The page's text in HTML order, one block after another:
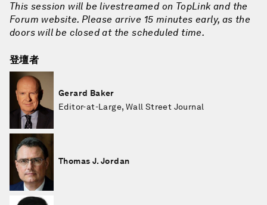
This session will be livestreamed on TopLink and the
Forum website. Please arrive 15 minutes early, as the
doors will be closed at the scheduled time.
登壇者
Gerard Baker
Editor-at-Large, Wall Street Journal
Thomas J. Jordan